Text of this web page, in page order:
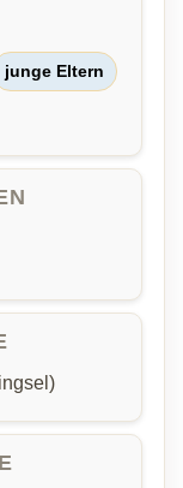
junge Eltern